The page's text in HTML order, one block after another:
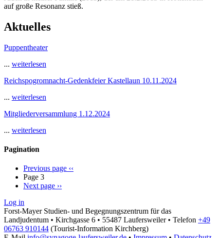
auf große Resonanz stieß.
Aktuelles
Puppentheater
... weiterlesen
Reichspogromnacht-Gedenkfeier Kastellaun 10.11.2024
... weiterlesen
Mitgliederversammlung 1.12.2024
... weiterlesen
Pagination
Previous page ‹‹
Page 3
Next page ››
Log in
Forst-Mayer Studien- und Begegnungszentrum für das
Landjudentum • Kirchgasse 6 • 55487 Laufersweiler • Telefon +49
06763 910144 (Tourist-Information Kirchberg)